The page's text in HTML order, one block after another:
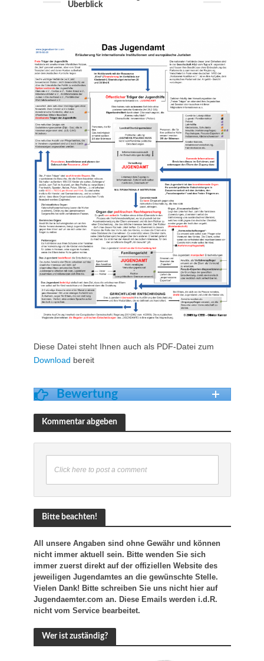
Überblick
Diese Datei steht Ihnen auch als PDF-Datei zum
Download bereit
Bewertung
Kommentar abgeben
Click here to post a comment
Bitte beachten!
All unsere Angaben sind ohne Gewähr und können
nicht immer aktuell sein. Bitte wenden Sie sich
immer zuerst direkt auf der offiziellen Website des
jeweiligen Jugendamtes an die gewünschte Stelle.
Vielen Dank! Bitte schreiben Sie uns nicht hier auf
Jugendaemter.com an. Diese Emails werden i.d.R.
nicht vom Service bearbeitet.
Wer ist zuständig?